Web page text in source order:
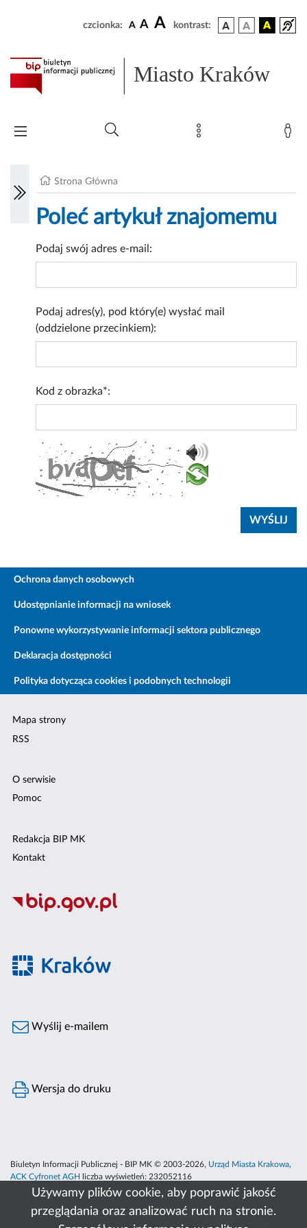
Używamy plików cookie, aby poprawić jakość
przeglądania oraz analizować ruch na stronie.
czcionka: A A A kontrast:
Miasto Kraków
Strona Główna
Poleć artykuł znajomemu
Podaj swój adres e-mail:
Podaj adres(y), pod który(e) wysłać mail
(oddzielone przecinkiem):
Kod z obrazka*:
Ochrona danych osobowych
Udostępnianie informacji na wniosek
Ponowne wykorzystywanie informacji sektora publicznego
Deklaracja dostępności
Polityka dotycząca cookies i podobnych technologii
Mapa strony
RSS
O serwisie
Pomoc
Redakcja BIP MK
Kontakt
Wyślij e-mailem
Wersja do druku
Biuletyn Informacji Publicznej - BIP MK © 2003-2026, Urząd Miasta Krakowa,
ACK Cyfronet AGH
liczba wyświetleń: 232052116